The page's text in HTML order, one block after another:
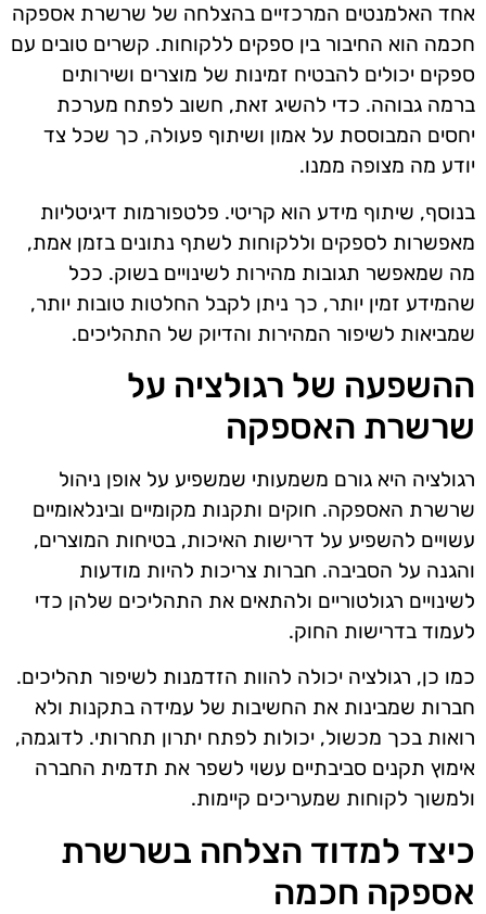
אחד האלמנטים המרכזיים בהצלחה של שרשרת אספקה
חכמה הוא החיבור בין ספקים ללקוחות. קשרים טובים עם
ספקים יכולים להבטיח זמינות של מוצרים ושירותים
ברמה גבוהה. כדי להשיג זאת, חשוב לפתח מערכת
יחסים המבוססת על אמון ושיתוף פעולה, כך שכל צד
יודע מה מצופה ממנו.
בנוסף, שיתוף מידע הוא קריטי. פלטפורמות דיגיטליות
מאפשרות לספקים וללקוחות לשתף נתונים בזמן אמת,
מה שמאפשר תגובות מהירות לשינויים בשוק. ככל
שהמידע זמין יותר, כך ניתן לקבל החלטות טובות יותר,
שמביאות לשיפור המהירות והדיוק של התהליכים.
ההשפעה של רגולציה על
שרשרת האספקה
רגולציה היא גורם משמעותי שמשפיע על אופן ניהול
שרשרת האספקה. חוקים ותקנות מקומיים ובינלאומיים
עשויים להשפיע על דרישות האיכות, בטיחות המוצרים,
והגנה על הסביבה. חברות צריכות להיות מודעות
לשינויים רגולטוריים ולהתאים את התהליכים שלהן כדי
לעמוד בדרישות החוק.
כמו כן, רגולציה יכולה להוות הזדמנות לשיפור תהליכים.
חברות שמבינות את החשיבות של עמידה בתקנות ולא
רואות בכך מכשול, יכולות לפתח יתרון תחרותי. לדוגמה,
אימוץ תקנים סביבתיים עשוי לשפר את תדמית החברה
ולמשוך לקוחות שמעריכים קיימות.
כיצד למדוד הצלחה בשרשרת
אספקה חכמה